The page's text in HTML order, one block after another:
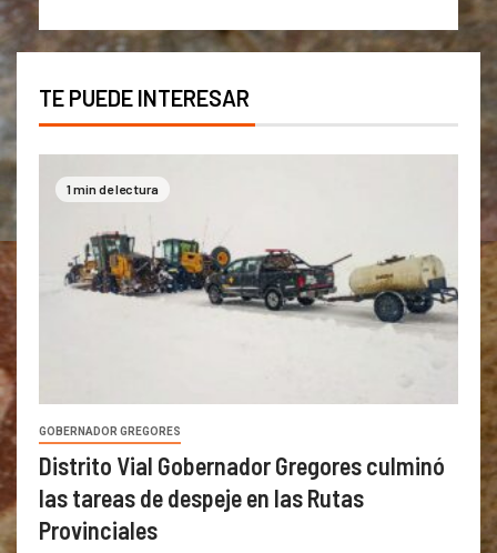
TE PUEDE INTERESAR
1 min de lectura
GOBERNADOR GREGORES
Distrito Vial Gobernador Gregores culminó
las tareas de despeje en las Rutas
Provinciales